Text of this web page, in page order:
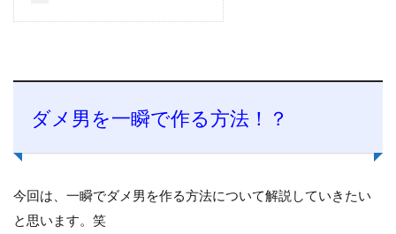
ダメ男を一瞬で作る方法！？
今回は、一瞬でダメ男を作る方法について解説していきたい
と思います。笑